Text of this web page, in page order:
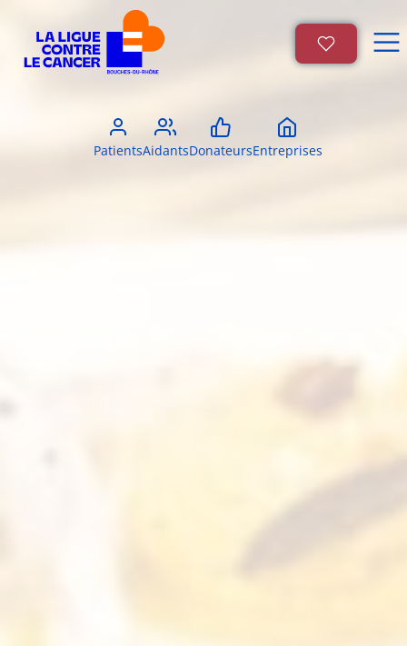
PatientsAidantsDonateursEntreprises